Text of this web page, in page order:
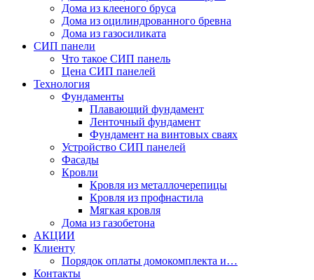
Дома из клееного бруса
Дома из оцилиндрованного бревна
Дома из газосиликата
СИП панели
Что такое СИП панель
Цена СИП панелей
Технология
Фундаменты
Плавающий фундамент
Ленточный фундамент
Фундамент на винтовых сваях
Устройство СИП панелей
Фасады
Кровли
Кровля из металлочерепицы
Кровля из профнастила
Мягкая кровля
Дома из газобетона
АКЦИИ
Клиенту
Порядок оплаты домокомплекта и…
Контакты